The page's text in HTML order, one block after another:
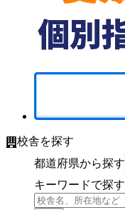
校舎を探す
都道府県から探す
キーワードで探す